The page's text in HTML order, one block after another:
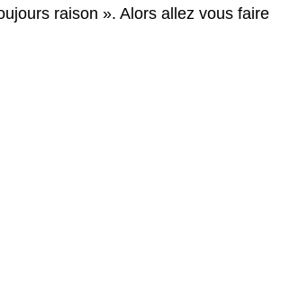
raison ». Alors allez vous faire